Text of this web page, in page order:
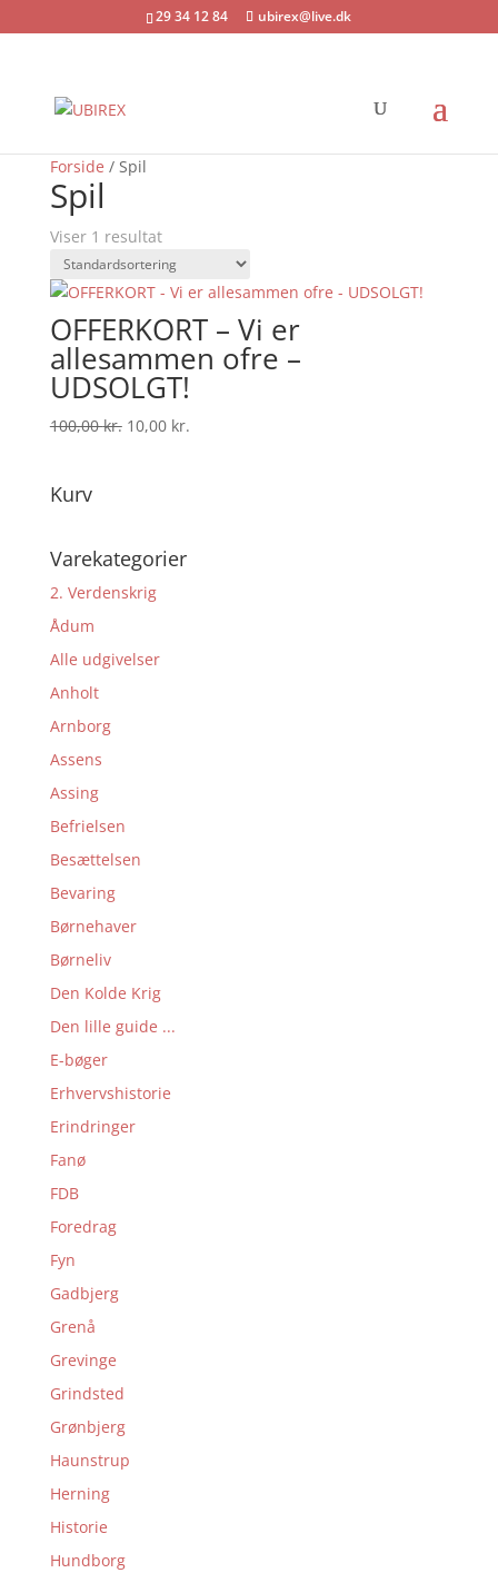
29 34 12 84 ubirex@live.dk
Forside / Spil
Spil
Viser 1 resultat
Tilbud!
OFFERKORT – Vi er
allesammen ofre –
UDSOLGT!
100,00kr. Den
10,00 kr.Den
Kurv
Varekategorier
2. Verdenskrig
Ådum
Alle udgivelser
Anholt
Arnborg
Assens
Assing
Befrielsen
Besættelsen
Bevaring
Børnehaver
Børneliv
Den Kolde Krig
Den lille guide ...
E-bøger
Erhvervshistorie
Erindringer
Fanø
FDB
Foredrag
Fyn
Gadbjerg
Grenå
Grevinge
Grindsted
Grønbjerg
Haunstrup
Herning
Historie
Hundborg